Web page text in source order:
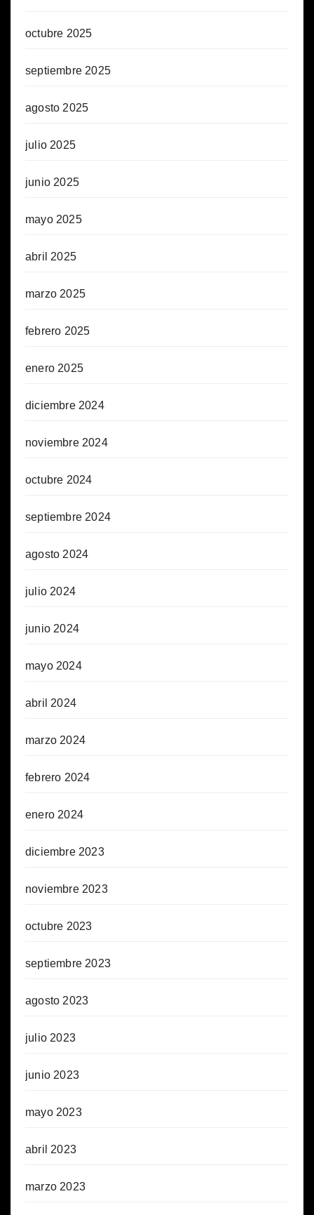
octubre 2025
septiembre 2025
agosto 2025
julio 2025
junio 2025
mayo 2025
abril 2025
marzo 2025
febrero 2025
enero 2025
diciembre 2024
noviembre 2024
octubre 2024
septiembre 2024
agosto 2024
julio 2024
junio 2024
mayo 2024
abril 2024
marzo 2024
febrero 2024
enero 2024
diciembre 2023
noviembre 2023
octubre 2023
septiembre 2023
agosto 2023
julio 2023
junio 2023
mayo 2023
abril 2023
marzo 2023